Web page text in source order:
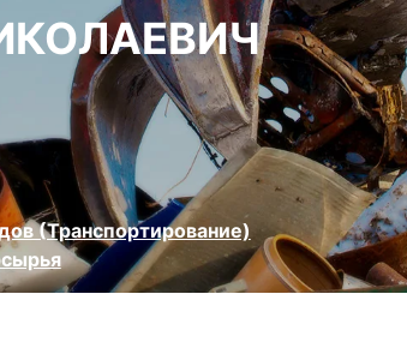
(Транспортирование)